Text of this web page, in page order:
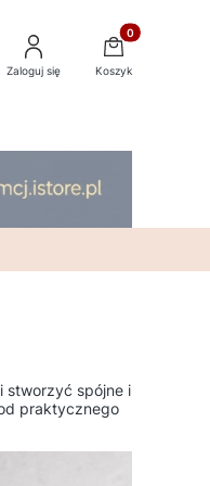
Zaloguj się
Produkty w
Koszyk
stworzyć spójne i
praktycznego